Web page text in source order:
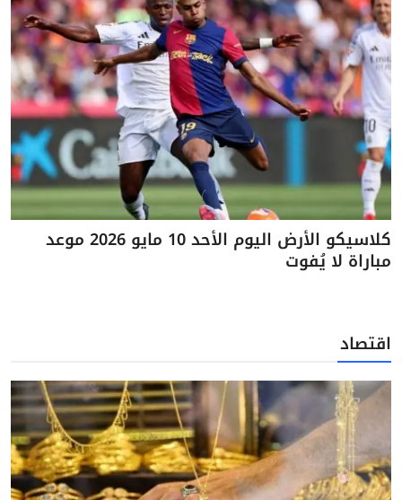
كلاسيكو الأرض اليوم الأحد 10 مايو 2026 موعد
مباراة لا يُفوت
اقتصاد